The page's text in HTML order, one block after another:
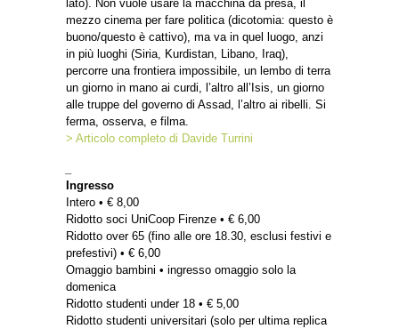
lato). Non vuole usare la macchina da presa, il
mezzo cinema per fare politica (dicotomia: questo è
buono/questo è cattivo), ma va in quel luogo, anzi
in più luoghi (Siria, Kurdistan, Libano, Iraq),
percorre una frontiera impossibile, un lembo di terra
un giorno in mano ai curdi, l’altro all’Isis, un giorno
alle truppe del governo di Assad, l’altro ai ribelli. Si
ferma, osserva, e filma.
> Articolo completo di Davide Turrini
Ingresso
Intero • € 8,00
Ridotto soci UniCoop Firenze • € 6,00
Ridotto over 65 (fino alle ore 18.30, esclusi festivi e
prefestivi) • € 6,00
Omaggio bambini • ingresso omaggio solo la
domenica
Ridotto studenti under 18 • € 5,00
Ridotto studenti universitari (solo per ultima replica